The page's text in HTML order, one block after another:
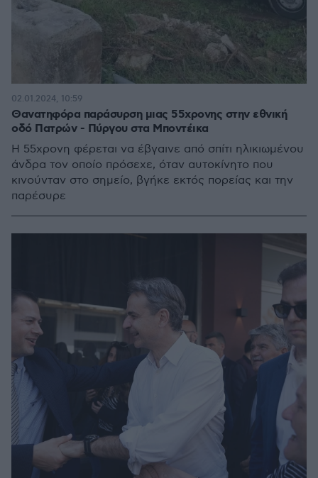
Θανατηφόρα παράσυρση μιας 55χρονης στην εθνική
οδό Πατρών - Πύργου στα Μποντέικα
Η 55χρονη φέρεται να έβγαινε από σπίτι ηλικιωμένου
άνδρα τον οποίο πρόσεχε, όταν αυτοκίνητο που
κινούνταν στο σημείο, βγήκε εκτός πορείας και την
παρέσυρε
02.01.2024, 10:59